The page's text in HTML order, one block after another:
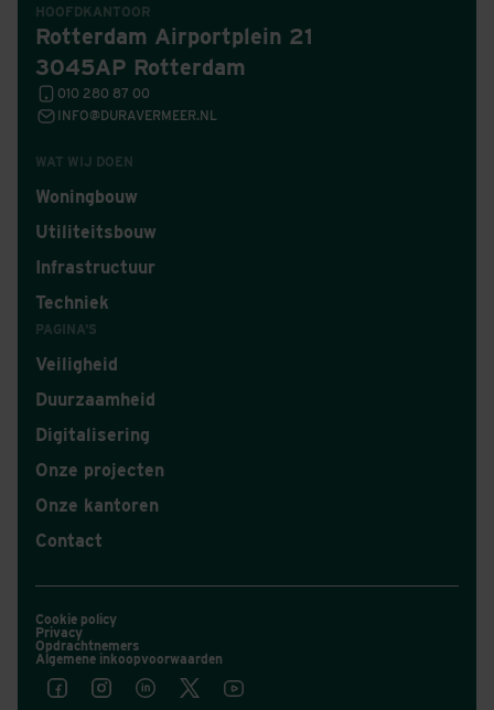
WAT WIJ DOEN
Woningbouw
Utiliteitsbouw
Infrastructuur
Techniek
PAGINA'S
Veiligheid
Duurzaamheid
Digitalisering
Onze projecten
Onze kantoren
Contact
HOOFDKANTOOR
Rotterdam Airportplein 21
3045AP Rotterdam
010 280 87 00
INFO@DURAVERMEER.NL
Cookie policy
Privacy
Opdrachtnemers
Algemene inkoopvoorwaarden